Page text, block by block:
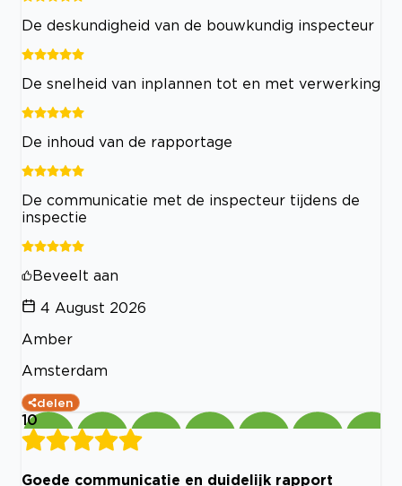
De deskundigheid van de bouwkundig inspecteur
De snelheid van inplannen tot en met verwerking
De inhoud van de rapportage
De communicatie met de inspecteur tijdens de
inspectie
Beveelt aan
4 August 2026
Amber
Amsterdam
delen
10
Goede communicatie en duidelijk rapport